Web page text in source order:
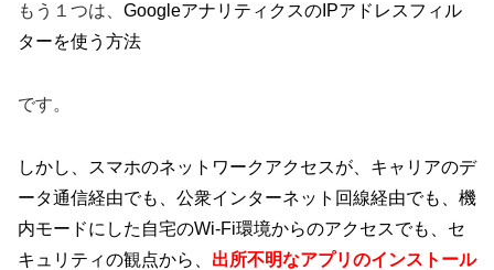
もう１つは、 GoogleアナリティクスのIPアドレスフィル
ターを使う方法
です。
しかし、スマホのネットワークアクセスが、キャリアのデ
ータ通信経由でも、公衆インターネット回線経由でも、機
内モードにした自宅のWi-Fi環境からのアクセスでも、セ
キュリティの観点から、 出所不明なアプリのインストール